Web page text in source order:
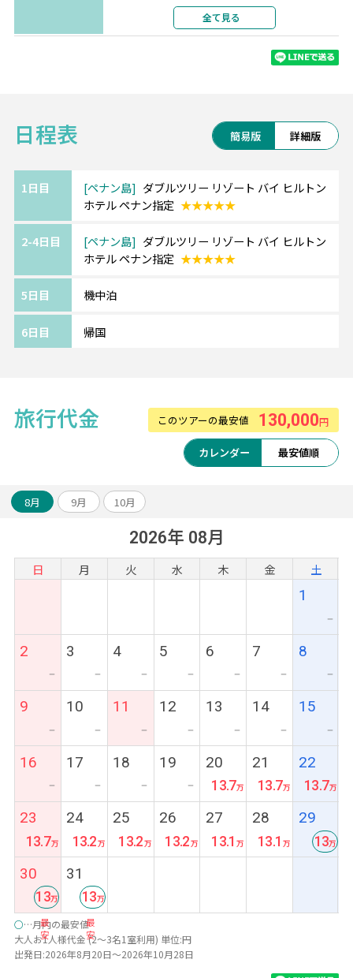
トリートアートや
コロニアル時代の美しい建物が迎えてくれま
島の北側に広がるのはバトゥフェリンギやタ
シティ派もビーチ派も注目のリゾートです。
━━・・
落ち着いた雰囲気が魅力のタンジュンブンガ
ホテルからビーチまでは橋を渡ってアクセス
できます。
設されており、お子様連れも楽しめるリゾー
レベルの高い機内サービスとともに、日本⇔
シンガポール間の空旅をお楽しみいただけま
◇スカイトラックス認定5スターエアライン
位（総合満足度）
◇ワールドベストエアライン2023年：1位、
2021年/2022年：2位
全て見る
日程表 簡易版 詳細版
1日目 ペナン島
ダブルツリー リゾート バイ ヒルトン
ホテル ペナン指定 ★★★★★
2-4日目 ペナン島
ダブルツリー リゾート バイ ヒルトン
ホテル ペナン指定 ★★★★★
5日目 機中泊
6日目 帰国
旅行代金 このツアーの最安値 130,000円
カレンダー 最安値順
8月 9月 10月
2026年 08月
日 月 火 水 木 金 土
1
ー
2
ー
3
ー
4
ー
5
ー
6
ー
7
ー
8
ー
9
ー
10
ー
11
ー
12
ー
13
ー
14
ー
15
ー
16
ー
17
ー
18
ー
19
ー
20
13.7
21
13.7
22
13.7
23
13.7
24
13.2
25
13.2
26
13.2
27
13.1
28
13.1
29
13
30
最
安
13
31
最
安
13
○…月内の最安値
大人お1人様代金 (2～3名1室利用) 単位:円
出発日:2026年8月20日～2026年10月28日